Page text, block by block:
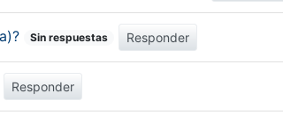
Sin respuestas Responder
Responder